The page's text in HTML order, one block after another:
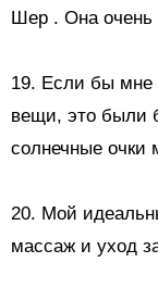
Шер . Она очень
19. Если бы мне
вещи, это были
солнечные очки
20. Мой
массаж и уход